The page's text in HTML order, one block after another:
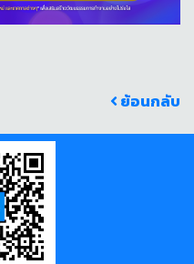
ย้อนกลับ